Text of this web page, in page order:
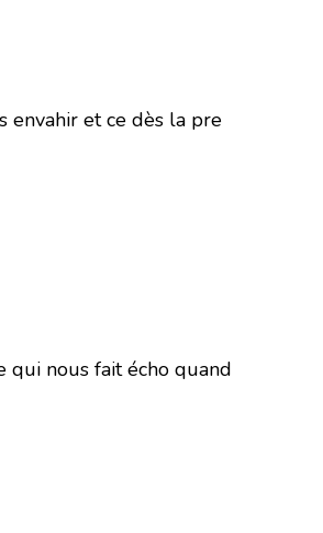
envahir et ce dès la pre
qui nous fait écho quand